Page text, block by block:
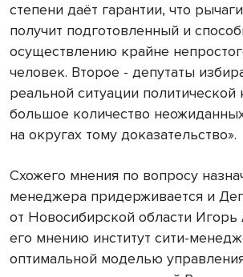
степени даёт гарантии, что
получит подготовленный и
осуществлению крайне
человек. Второе - депутаты
реальной ситуации
большое количество
на округах тому доказательство».
Схожего мнения по вопросу
менеджера придерживается и
от Новосибирской области
его мнению институт сити-
оптимальной моделью